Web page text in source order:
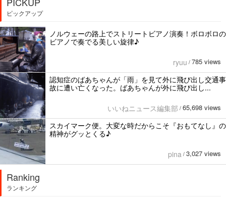
ピックアップ
ノルウェーの路上でストリートビアノ演奏！ボロボロの
ビアノで奏でる美しい旋律♪
ryuu / 785 views
認知症のばあちゃんが「雨」を見て外に飛び出し交通事
故に遭い亡くなった。ばあちゃんが外に飛び出し...
いいねニュース編集部 / 65,698 views
スカイマーク便。大変な時だからこそ『おもてなし』の
精神がグッとくる♪
pina / 3,027 views
Ranking
ランキング